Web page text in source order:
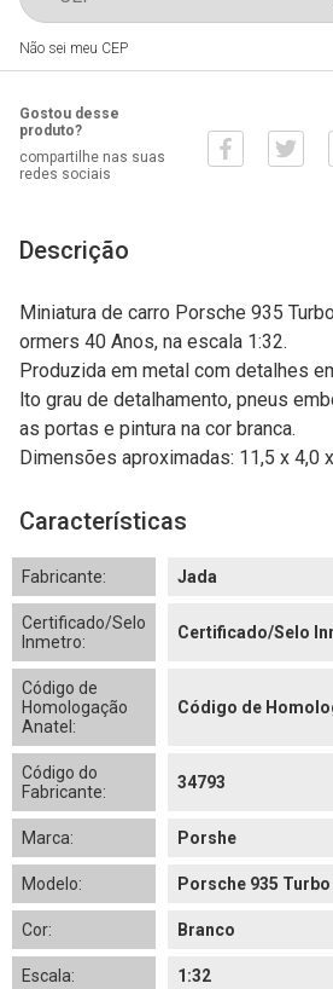
Não sei meu CEP
Gostou desse
produto?
compartilhe nas suas
redes sociais
Descrição
Miniatura de carro Porsche 935
ormers 40 Anos, na escala 1:32.
Produzida em metal com detalhes
lto grau de detalhamento, pneus
as portas e pintura na cor branca.
Dimensões aproximadas: 11,5 x 4,0
Características
Fabricante: Jada
Certificado/Selo
Inmetro:
Certificado/Selo
Código de
Homologação
Anatel:
Código de
Código do
Fabricante:
34793
Marca: Porshe
Modelo: Porsche 935
Cor: Branco
Escala: 1:32